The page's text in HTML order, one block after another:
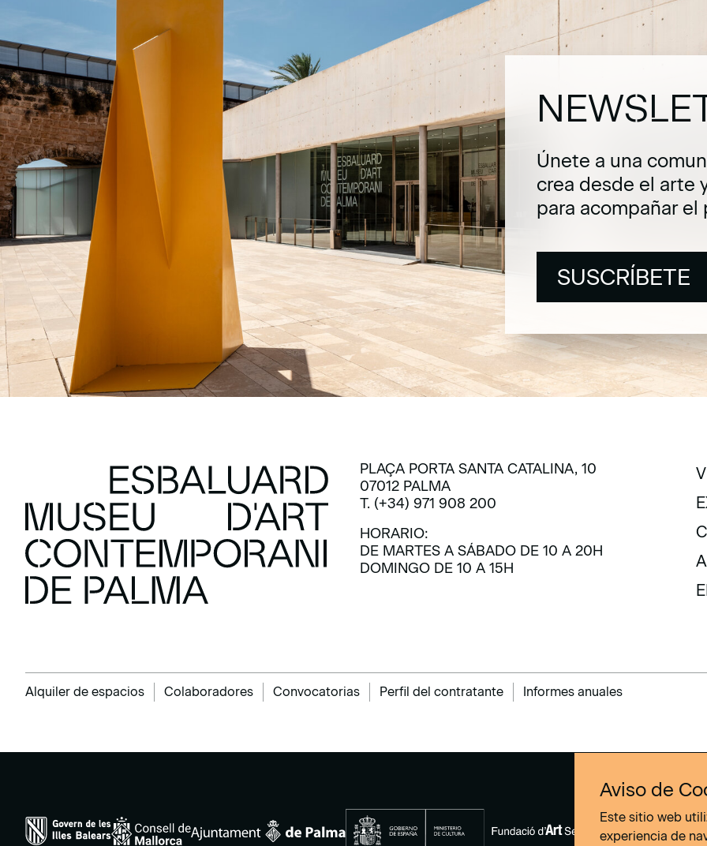
Únete a una
crea desde el arte
para acompañar
SUSCRÍBETE
PLAÇA PORTA SANTA CATALINA, 10
07012 PALMA
T. (+34) 971 908 200
HORARIO:
DE MARTES A SÁBADO DE 10 A 20H
DOMINGO DE 10 A 15H
Alquiler de espacios Colaboradores Convocatorias Perfil del contratante Informes anuales
Aviso de
Este sitio web
experiencia de